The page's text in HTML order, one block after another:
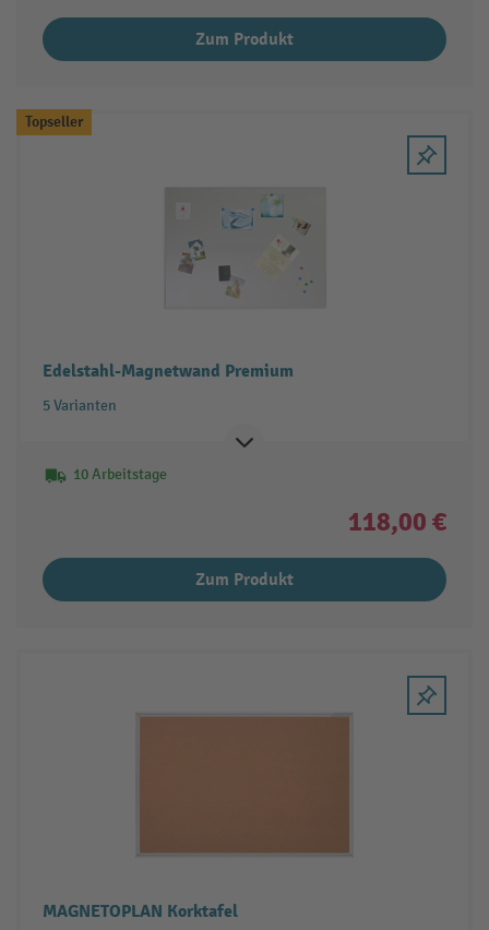
Zum Produkt
Topseller
Edelstahl-Magnetwand Premium
5 Varianten
10 Arbeitstage
118,00 €
Zum Produkt
MAGNETOPLAN Korktafel